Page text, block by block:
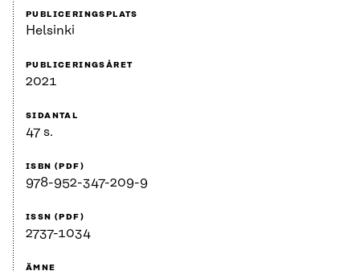
PUBLICERINGSPLATS
Helsinki
PUBLICERINGSÅRET
2021
SIDANTAL
47 s.
ISBN (PDF)
978-952-347-209-9
ISSN (PDF)
2737-1034
ÄMNE